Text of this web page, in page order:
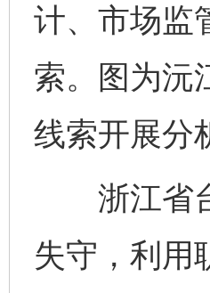
计、市场监
索。图为沅
线索开展分
浙江省台
失守，利用